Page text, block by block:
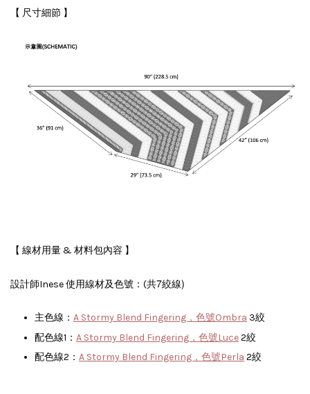
【 尺寸細節 】
【 線材用量 & 材料包內容 】
設計師Inese 使用線材及色號：(共7絞線)
主色線： A Stormy Blend Fingering，色號Ombra 3絞
配色線1： A Stormy Blend Fingering，色號Luce2絞
配色線2： A Stormy Blend Fingering，色號Perla 2絞